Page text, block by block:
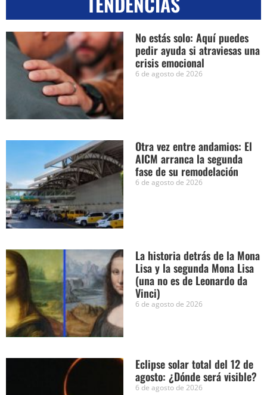
No estás solo: Aquí puedes
pedir ayuda si atraviesas una
crisis emocional
6 de agosto de 2026
Otra vez entre andamios: El
AICM arranca la segunda
fase de su remodelación
6 de agosto de 2026
La historia detrás de la Mona
Lisa y la segunda Mona Lisa
(una no es de Leonardo da
Vinci)
6 de agosto de 2026
Eclipse solar total del 12 de
agosto: ¿Dónde será visible?
6 de agosto de 2026